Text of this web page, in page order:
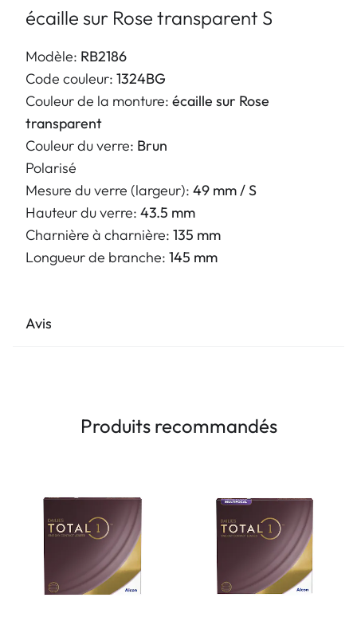
écaille sur Rose transparent S
Modèle: RB2186
Code couleur: 1324BG
Couleur de la monture: écaille sur Rose
transparent
Couleur du verre: Brun
Polarisé
Mesure du verre (largeur): 49 mm / S
Hauteur du verre: 43.5 mm
Charnière à charnière: 135 mm
Longueur de branche: 145 mm
Avis
Produits recommandés